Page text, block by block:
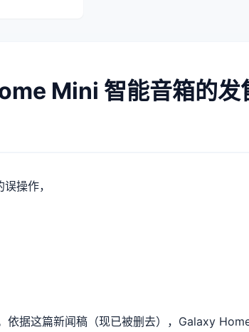
Mini 智能音箱的发
操作，
依据这篇新闻稿（现已被删去），Galaxy